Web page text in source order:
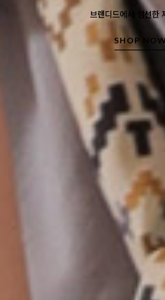
브랜디드에서 엄선한
SHOP